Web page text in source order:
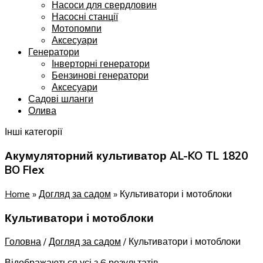
Насоси для свердловин
Насосні станції
Мотопомпи
Аксесуари
Генератори
Інверторні генератори
Бензинові генератори
Аксесуари
Садові шланги
Олива
Інші категорії
Акумуляторний культиватор AL-KO TL 1820
BO Flex
Home » Догляд за садом » Культиватори і мотоблоки
Культиватори і мотоблоки
Головна / Догляд за садом / Культиватори і мотоблоки